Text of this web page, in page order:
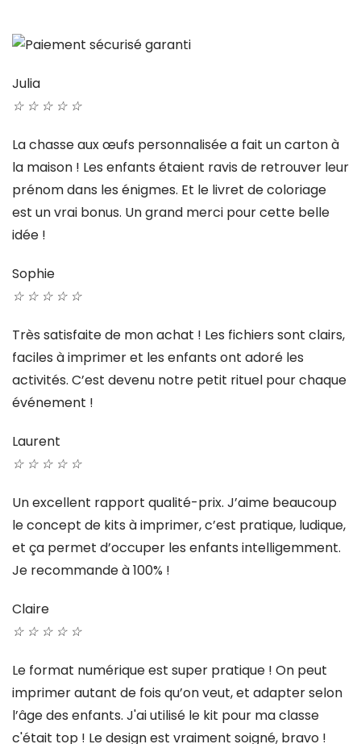
Julia
☆ ☆ ☆ ☆ ☆
La chasse aux œufs personnalisée a fait un carton à
la maison ! Les enfants étaient ravis de retrouver leur
prénom dans les énigmes. Et le livret de coloriage
est un vrai bonus. Un grand merci pour cette belle
idée !
Sophie
☆ ☆ ☆ ☆ ☆
Très satisfaite de mon achat ! Les fichiers sont clairs,
faciles à imprimer et les enfants ont adoré les
activités. C’est devenu notre petit rituel pour chaque
événement !
Laurent
☆ ☆ ☆ ☆ ☆
Un excellent rapport qualité-prix. J’aime beaucoup
le concept de kits à imprimer, c’est pratique, ludique,
et ça permet d’occuper les enfants intelligemment.
Je recommande à 100% !
Claire
☆ ☆ ☆ ☆ ☆
Le format numérique est super pratique ! On peut
imprimer autant de fois qu’on veut, et adapter selon
l’âge des enfants. J'ai utilisé le kit pour ma classe
c'était top ! Le design est vraiment soigné, bravo !